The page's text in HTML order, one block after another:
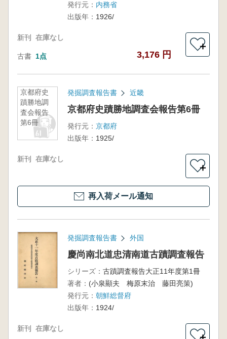
発行元： 内務省
出版年： 1926/
新刊 在庫なし
古書 1点 3,176 円
＋
京都府史
蹟勝地調
査会報告
第6冊
発掘調査報告書 近畿
京都府史蹟勝地調査会報告第6冊
発行元： 京都府
出版年： 1925/
新刊 在庫なし
＋
再入荷メール通知
発掘調査報告書 外国
慶尚南北道忠清南道古蹟調査報告
シリーズ： 古蹟調査報告大正11年度第1冊
著者： (小泉顯夫 梅原末治 藤田亮策)
発行元： 朝鮮総督府
出版年： 1924/
新刊 在庫なし